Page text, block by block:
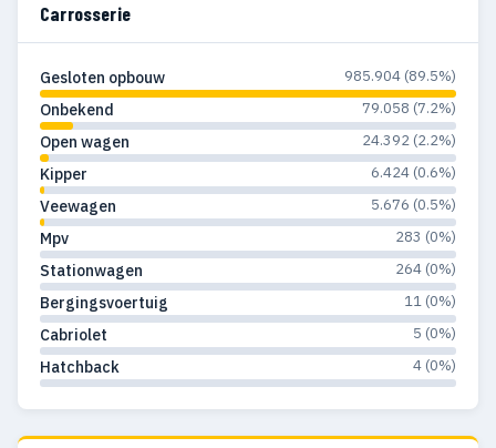
Carrosserie
Gesloten opbouw 985.904 (89.5%)
Onbekend 79.058 (7.2%)
Open wagen 24.392 (2.2%)
Kipper 6.424 (0.6%)
Veewagen 5.676 (0.5%)
Mpv 283 (0%)
Stationwagen 264 (0%)
Bergingsvoertuig 11 (0%)
Cabriolet 5 (0%)
Hatchback 4 (0%)